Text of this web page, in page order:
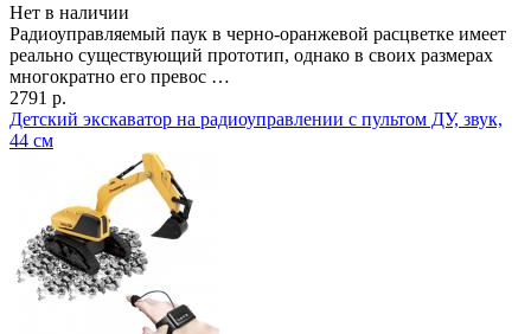
Нет в наличии
Радиоуправляемый паук в черно-оранжевой расцветке имеет
реально существующий прототип, однако в своих размерах
многократно его превос …
2791 р.
Детский экскаватор на радиоуправлении с пультом ДУ, звук,
44 см